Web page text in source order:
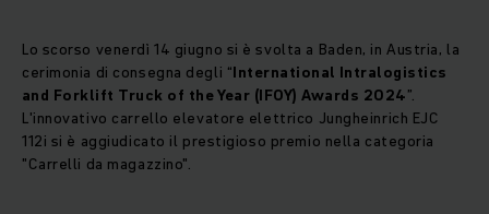
Lo scorso venerdì 14 giugno si è svolta a Baden, in Austria, la
cerimonia di consegna degli “International Intralogistics
and Forklift Truck of the Year (IFOY) Awards 2024”.
L'innovativo carrello elevatore elettrico Jungheinrich EJC
112i si è aggiudicato il prestigioso premio nella categoria
"Carrelli da magazzino".